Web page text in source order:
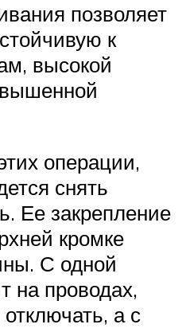
позволяет
к
высокой
операции,
снять
Ее закрепление
кромке
С одной
на проводах,
а с